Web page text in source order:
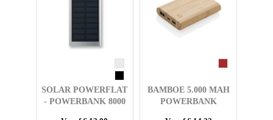
SOLAR POWERFLAT
- POWERBANK 8000
BAMBOE 5.000 MAH
POWERBANK